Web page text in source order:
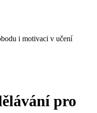
i motivaci v učení
pro